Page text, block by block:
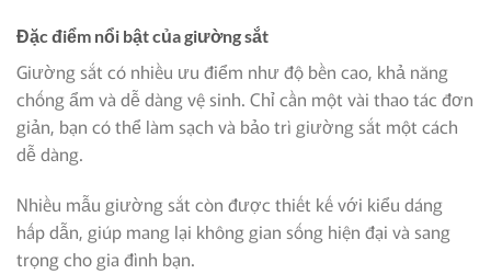
Đặc điểm nổi bật của giường sắt
Giường sắt có nhiều ưu điểm như độ bền cao, khả năng
chống ẩm và dễ dàng vệ sinh. Chỉ cần một vài thao tác đơn
giản, bạn có thể làm sạch và bảo trì giường sắt một cách
dễ dàng.
Nhiều mẫu giường sắt còn được thiết kế với kiểu dáng
hấp dẫn, giúp mang lại không gian sống hiện đại và sang
trọng cho gia đình bạn.